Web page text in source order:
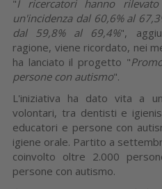
"I ricercatori hanno
un'incidenza dal 60,6% al
dal 59,8% al 69,4%",
ragione, viene ricordato, nei
ha lanciato il progetto "
persone con autismo".
L'iniziativa ha dato vita a
volontari, tra dentisti e
educatori e persone con
igiene orale. Partito a
coinvolto oltre 2.000
persone con autismo.